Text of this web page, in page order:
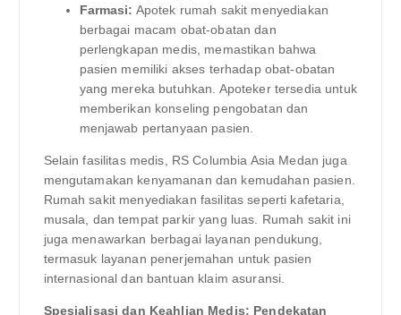
Farmasi: Apotek rumah sakit menyediakan
berbagai macam obat-obatan dan
perlengkapan medis, memastikan bahwa
pasien memiliki akses terhadap obat-obatan
yang mereka butuhkan. Apoteker tersedia untuk
memberikan konseling pengobatan dan
menjawab pertanyaan pasien.
Selain fasilitas medis, RS Columbia Asia Medan juga
mengutamakan kenyamanan dan kemudahan pasien.
Rumah sakit menyediakan fasilitas seperti kafetaria,
musala, dan tempat parkir yang luas. Rumah sakit ini
juga menawarkan berbagai layanan pendukung,
termasuk layanan penerjemahan untuk pasien
internasional dan bantuan klaim asuransi.
Spesialisasi dan Keahlian Medis: Pendekatan